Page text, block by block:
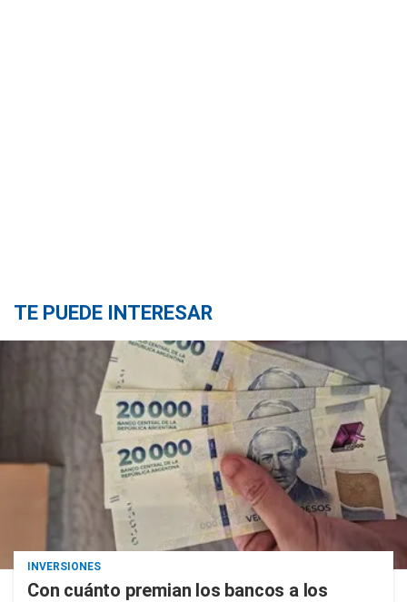
TE PUEDE INTERESAR
INVERSIONES
Con cuánto premian los bancos a los